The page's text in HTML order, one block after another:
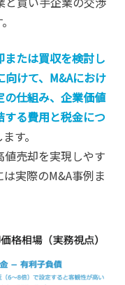
たは買収を検討し
けて、M&Aにおけ
の仕組み、企業価値
る費用と税金につ
す。
値売却を実現しやす
実際のM&A事例ま